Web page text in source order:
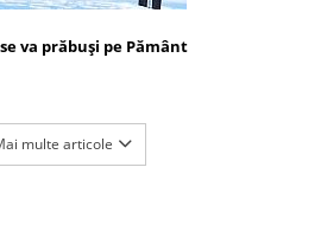
va prăbuși pe Pământ
multe articole